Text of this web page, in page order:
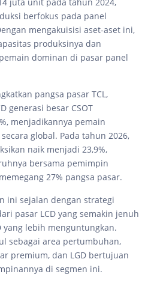
berfokus pada panel
mengakuisisi aset-aset ini,
produksinya dan
dominan di pasar panel
pangsa pasar TCL,
generasi besar CSOT
menjadikannya pemain
global. Pada tahun 2026,
naik menjadi 23,9%,
bersama pemimpin
27% pangsa pasar.
ini sejalan dengan strategi
pasar LCD yang semakin jenuh
yang lebih menguntungkan.
sebagai area pertumbuhan,
premium, dan LGD bertujuan
di segmen ini.